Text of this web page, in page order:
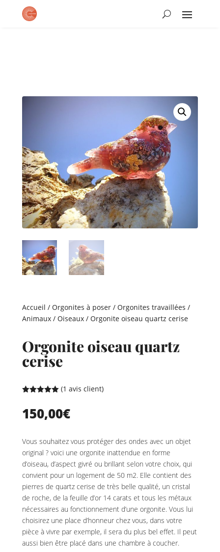
Accueil / Orgonites à poser/ Orgonites travaillées /
Animaux/ Oiseaux/ Orgonite oiseau quartz cerise
Orgonite oiseau quartz
cerise
basé sur
notation
(1 avis client)
150,00€
Vous souhaitez vous protéger des ondes avec un objet
original ? voici une orgonite inattendue en forme
d’oiseau, d’aspect givré ou brillant selon votre choix, qui
convient pour un logement de 50 m2. Elle contient des
pierres de quartz cerise de très belle qualité, un cristal
de roche, de la feuille d’or 14 carats et tous les métaux
nécessaires au fonctionnement d’une orgonite. Vous lui
choisirez une place d’honneur chez vous, dans votre
pièce à vivre par exemple, il sera du plus bel effet. Il peut
aussi bien être placé dans une chambre à coucher.